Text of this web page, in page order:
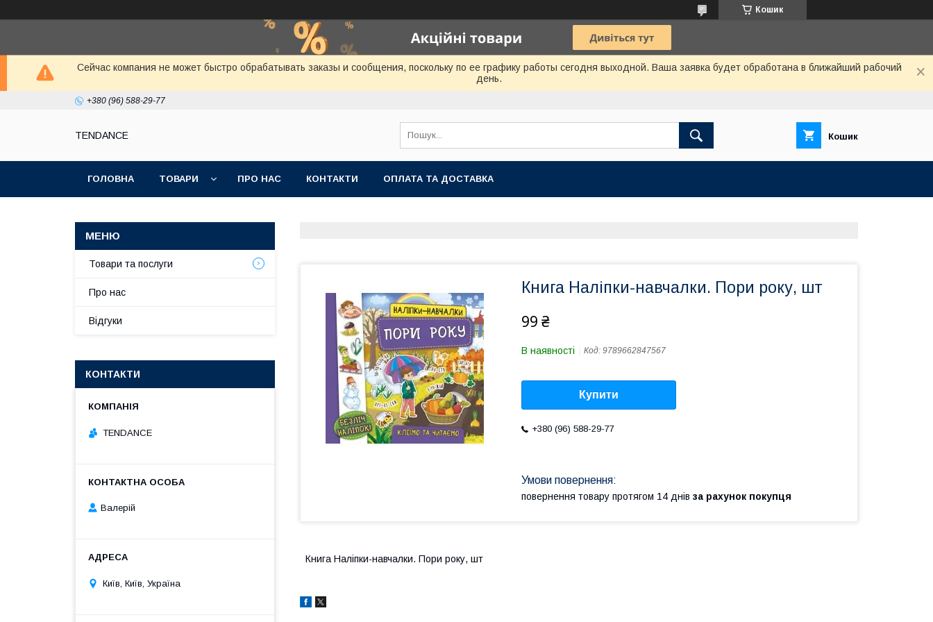
Кошик
Сейчас компания не может быстро обрабатывать заказы и сообщения, поскольку по ее графику работы сегодня выходной. Ваша заявка будет обработана в ближайший рабочий
день.
+380 (96) 588-29-77
TENDANCE Кошик
ГОЛОВНА ТОВАРИ ПРО НАС КОНТАКТИ ОПЛАТА ТА ДОСТАВКА
Книга Наліпки-навчалки. Пори року, шт
99 ₴
В наявності Код: 9789662847567
Купити
+380 (96) 588-29-77
повернення товару протягом 14 днів за рахунок покупця
Книга Наліпки-навчалки. Пори року, шт
Товари та послуги
Про нас
Відгуки
КОНТАКТИ
TENDANCE
Валерій
Київ, Київ, Україна